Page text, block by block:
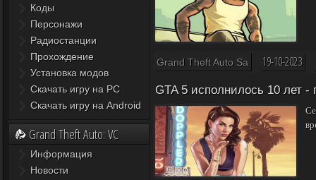
Коды
Персонажи
Радиостанции
Прохождение
Установка модов
Скачать игру на PC
Скачать игру на Android
Grand Theft Auto: VC
Информация
Новости
Grand Theft Auto Sa 19-10-2023
GTA 5 исполнилось 10 лет